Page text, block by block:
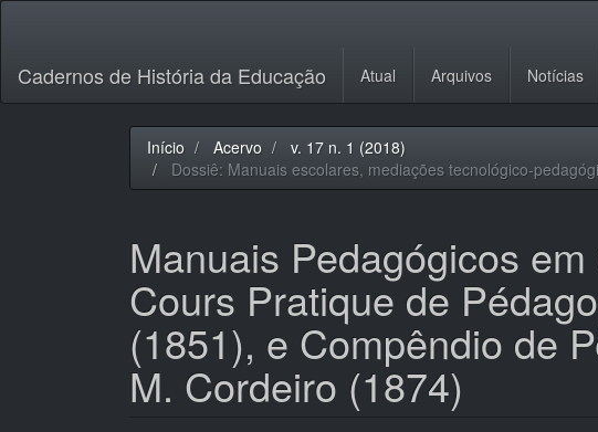
principal
Barra
Cadernos de História da Educação Atual Arquivos Notícias
Início Acervo
v. 17 n. 1 (2018)
Dossiê: Manuais escolares, mediações tecnológico-
Manuais Pedagógicos
Cours Pratique de
(1851), e Compêndio de
M. Cordeiro (1874)